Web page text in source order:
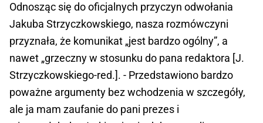
Odnosząc się do oficjalnych przyczyn odwołania
Jakuba Strzyczkowskiego, nasza rozmówczyni
przyznała, że komunikat „jest bardzo ogólny”, a
nawet „grzeczny w stosunku do pana redaktora [J.
Strzyczkowskiego-red.]. - Przedstawiono bardzo
poważne argumenty bez wchodzenia w szczegóły,
ale ja mam zaufanie do pani prezes i